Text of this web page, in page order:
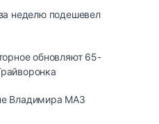
неделю подешевел
обновляют 65-
Владимира МАЗ